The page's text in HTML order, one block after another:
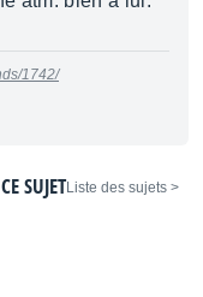
1742/
< Liste des sujets
SUJET